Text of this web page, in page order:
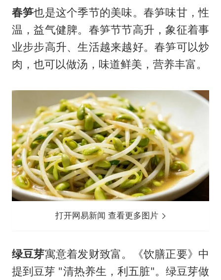
春笋也是这个季节的美味。春笋味甘，性
温，益气健脾。春笋节节高升，象征着事
业步步高升、生活越来越好。春笋可以炒
肉，也可以做汤，味道鲜美，营养丰富。
打开网易新闻 查看更多图片
绿豆芽寓意着发财致富。《饮膳正要》中
提到豆芽 "清热养生，利五脏"。绿豆芽做